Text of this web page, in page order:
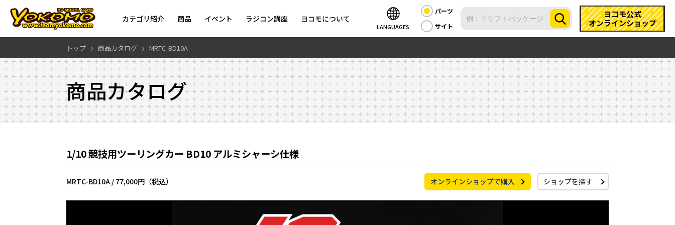
カテゴリ紹介 商品 イベント ラジコン講座 ヨコモについて
LANGUAGES
パーツ
サイト
ヨコモ公式
オンラインショップ
トップ 商品カタログ MRTC-BD10A
商品カタログ
1/10 競技用ツーリングカー BD10 アルミシャーシ仕様
MRTC-BD10A / 77,000円（税込） オンラインショップで購入 ショップを探す